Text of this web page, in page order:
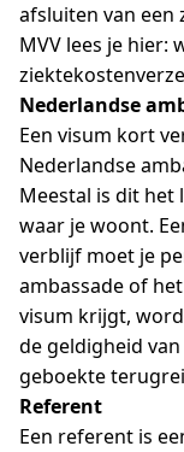
afsluiten van een
MVV lees je hier:
Nederlandse
Een visum kort
Nederlandse
Meestal is dit het
waar je woont.
verblijf moet je
ambassade of
visum krijgt,
de geldigheid
geboekte
Referent
Een referent is